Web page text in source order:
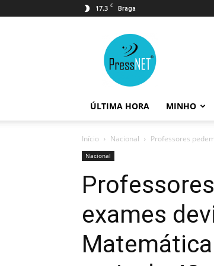
17.3 C Braga
ÚLTIMA HORA MINHO
Início Nacional Professores
Nacional
exames